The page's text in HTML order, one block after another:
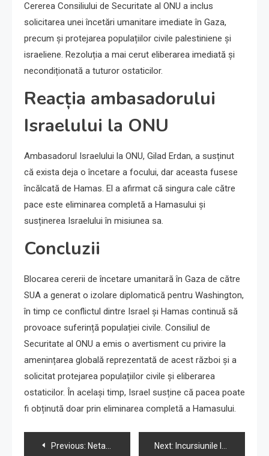
Cererea Consiliului de Securitate al ONU a inclus
solicitarea unei încetări umanitare imediate în Gaza,
precum și protejarea populațiilor civile palestiniene și
israeliene. Rezoluția a mai cerut eliberarea imediată și
necondiționată a tuturor ostaticilor.
Reacția ambasadorului
Israelului la ONU
Ambasadorul Israelului la ONU, Gilad Erdan, a susținut
că exista deja o încetare a focului, dar aceasta fusese
încălcată de Hamas. El a afirmat că singura cale către
pace este eliminarea completă a Hamasului și
susținerea Israelului în misiunea sa.
Concluzii
Blocarea cererii de încetare umanitară în Gaza de către
SUA a generat o izolare diplomatică pentru Washington,
în timp ce conflictul dintre Israel și Hamas continuă să
provoace suferință populației civile. Consiliul de
Securitate al ONU a emis o avertisment cu privire la
amenințarea globală reprezentată de acest război și a
solicitat protejarea populațiilor civile și eliberarea
ostaticilor. În același timp, Israel susține că pacea poate
fi obținută doar prin eliminarea completă a Hamasului.
Navigare
Previous: Netanyahu și aliații săi sunt anti-economici și anti-sioniști | Opinie Next: Incursiunile IDF sunt mai frecvente și violente. Tabăra de refugiați Jenin devine Micul Gaza